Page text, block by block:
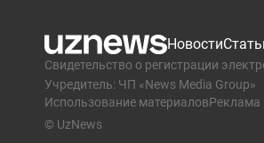
Новости
Свидетельство о регистрации
Учредитель: ЧП «News Media Group»
Использование материаловРеклама
© UzNews